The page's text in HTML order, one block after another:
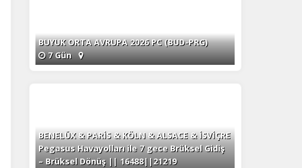
BUYUK ORTA AVRUPA 2026 PC (BUD-PRG)
7 Gün
BENELÜX & PARİS & KÖLN & ALSACE & İSVİÇRE
Pegasus Havayolları ile 7 gece Brüksel Gidiş
– Brüksel Dönüş || 16488||21219